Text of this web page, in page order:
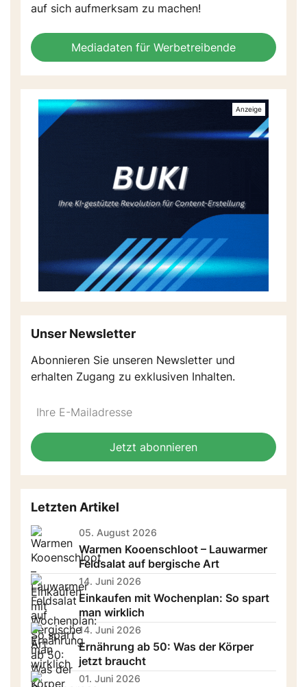
auf sich aufmerksam zu machen!
Mediadaten für Werbetreibende
Unser Newsletter
Abonnieren Sie unseren Newsletter und
erhalten Zugang zu exklusiven Inhalten.
Do
fill
this
*Ihre
Mailadresse:
Jetzt abonnieren
Letzten Artikel
05. August 2026
Warmen Kooenschloot – Lauwarmer
Feldsalat auf bergische Art
14. Juni 2026
Einkaufen mit Wochenplan: So spart
man wirklich
14. Juni 2026
Ernährung ab 50: Was der Körper
jetzt braucht
01. Juni 2026